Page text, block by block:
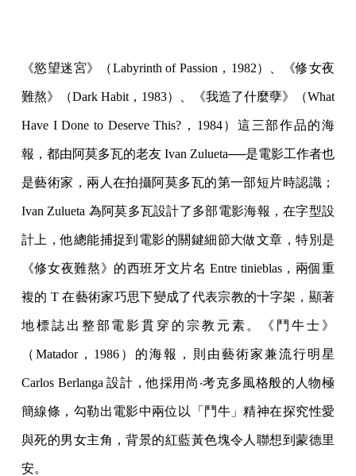
《慾望迷宮》（Labyrinth of Passion，1982）、《修女夜
難熬》（Dark Habit，1983）、《我造了什麼孽》（What
Have I Done to Deserve This?，1984）這三部作品的海
報，都由阿莫多瓦的老友 Ivan Zulueta──是電影工作者也
是藝術家，兩人在拍攝阿莫多瓦的第一部短片時認識；
Ivan Zulueta 為阿莫多瓦設計了多部電影海報，在字型設
計上，他總能捕捉到電影的關鍵細節大做文章，特別是
《修女夜難熬》的西班牙文片名 Entre tinieblas，兩個重
複的 T 在藝術家巧思下變成了代表宗教的十字架，顯著
地標誌出整部電影貫穿的宗教元素。《鬥牛士》
（Matador，1986）的海報，則由藝術家兼流行明星
Carlos Berlanga 設計，他採用尚‧考克多風格般的人物極
簡線條，勾勒出電影中兩位以「鬥牛」精神在探究性愛
與死的男女主角，背景的紅藍黃色塊令人聯想到蒙德里
安。